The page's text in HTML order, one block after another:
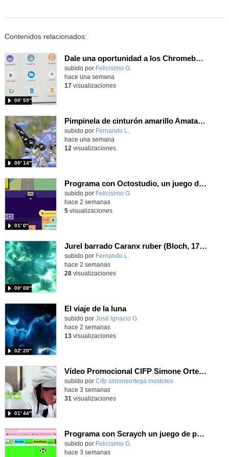
Contenidos relacionados:
Dale una oportunidad a los Chromebooks y utiliza un proyector para realizar talleres si no tienes pantallas táctiles
Contenido educativo.
subido por Felicisimo G.
00′ 59″
hace una semana
17visualizaciones
Pimpinela de cinturón amarillo Amata phegea (Linnaeus, 1758)
Contenido educativo.
subido por Fernando L.
00′ 14″
hace una semana
12 visualizaciones
Programa con Octostudio, un juego de Educación Víal cruzando un paso de cebra.
Contenido educativo.
subido por Felicisimo G.
01′ 0″
hace 2 semanas
5visualizaciones
Jurel barrado Caranx ruber (Bloch, 1793)
Contenido educativo.
subido por Fernando L.
00′ 08″
hace 2 semanas
28visualizaciones
El viaje de la luna
Contenido educativo.
subido por José Ignacio G.
02′ 20″
hace 2 semanas
13visualizaciones
Vídeo Promocional CIFP Simone Ortega
Contenido educativo.
subido por Cifp simoneortega mostoles
01′ 44″
-
hace 3 semanas
31 visualizaciones
Programa con Scraych un juego de persecuciones sanfermineras y añade dificultad conduciendo un balón.
Contenido educativo.
subido por Felicisimo G.
hace 3 semanas